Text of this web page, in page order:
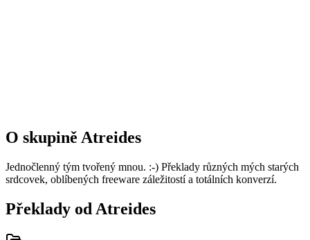
O skupině Atreides
Jednočlenný tým tvořený mnou. :-) Překlady různých mých starých
srdcovek, oblíbených freeware záležitostí a totálních konverzí.
Překlady od Atreides